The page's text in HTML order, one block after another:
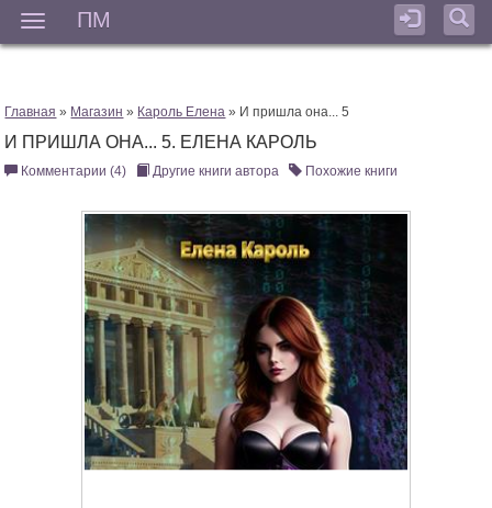
ПМ
Главная » Магазин » Кароль Елена » И пришла она... 5
И ПРИШЛА ОНА... 5. ЕЛЕНА КАРОЛЬ
Комментарии (4) Другие книги автора Похожие книги